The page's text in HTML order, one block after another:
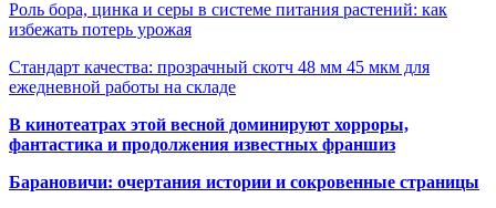
Роль бора, цинка и серы в системе питания растений: как
избежать потерь урожая
Стандарт качества: прозрачный скотч 48 мм 45 мкм для
ежедневной работы на складе
В кинотеатрах этой весной доминируют хорроры,
фантастика и продолжения известных франшиз
Барановичи: очертания истории и сокровенные страницы